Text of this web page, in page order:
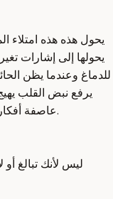
يحول هذه هذه امتلاء
يحولها إلى إشارات
للدماغ وعندما يظن
يرفع نبض القلب
عاصفة أفكار سوداوية يصنع نوبة هلع بلا أي مسبب خارجي.
ليس لأنك تبالغ أو